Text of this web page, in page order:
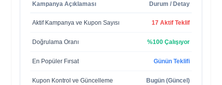
Kampanya Açıklaması Durum / Detay
Aktif Kampanya ve Kupon Sayısı 17 Aktif Teklif
Doğrulama Oranı %100 Çalışıyor
En Popüler Fırsat Günün Teklifi
Kupon Kontrol ve Güncelleme Bugün (Güncel)